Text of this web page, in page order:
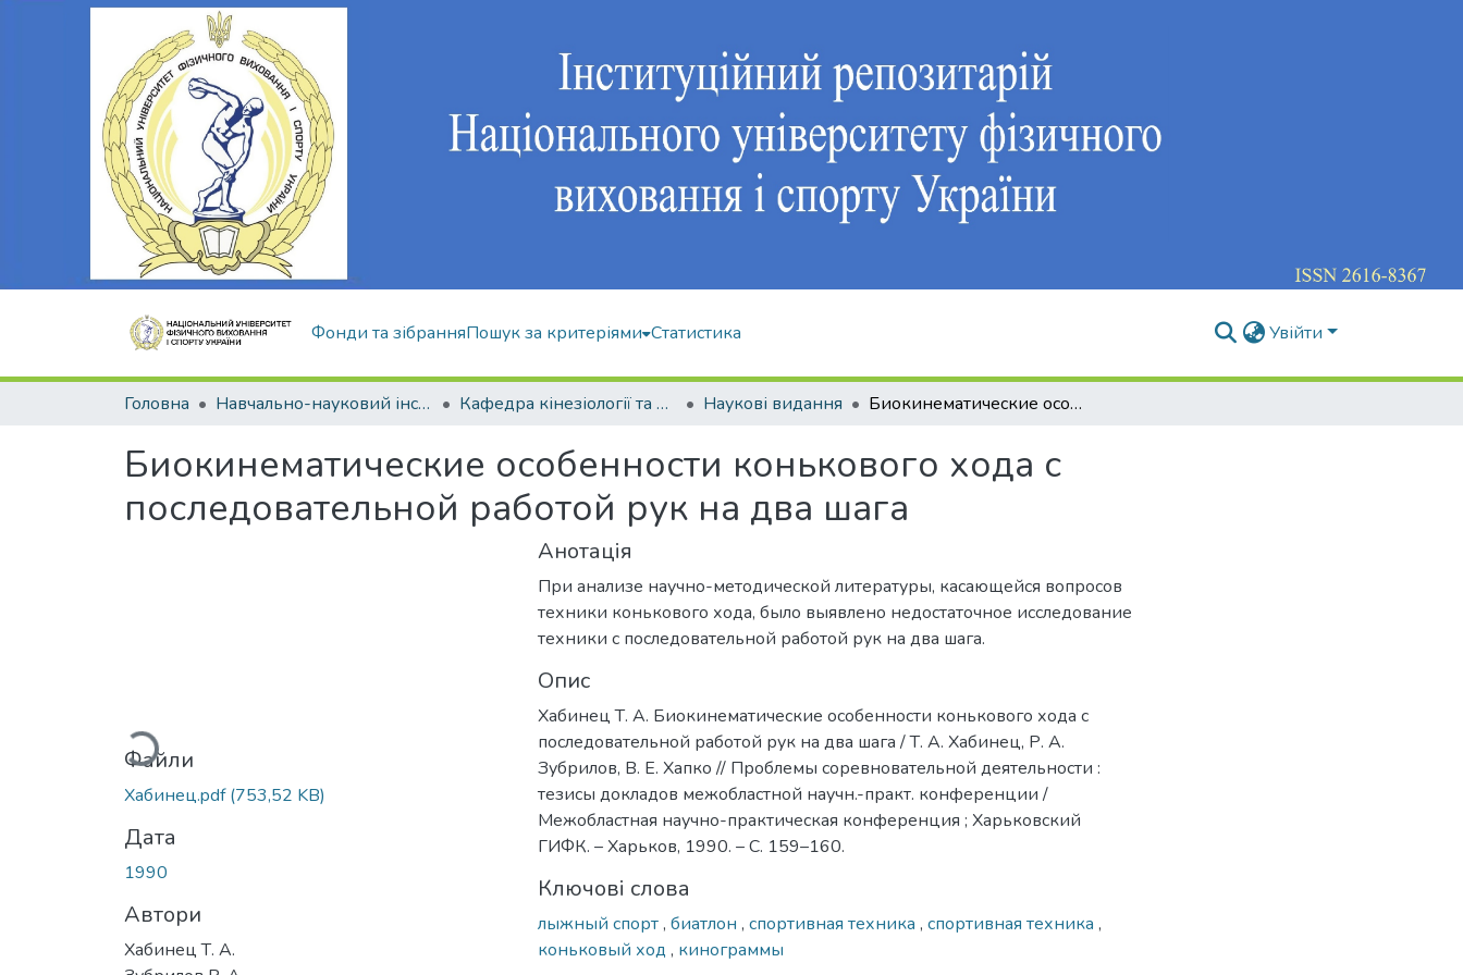
Фонди та зібранняПошук за критеріями Статистика Увійти
Головна Навчально-науковий інститут здоров'я, реабілітації та фізичного виховання Кафедра кінезіології та фізкультурно-спортивної реабілітації Наукові видання Биокинематические особенности конькового хода с последовательной работой рук на два шага
Биокинематические особенности конькового хода с
последовательной работой рук на два шага
Вантажиться...
Файли
Хабинец.pdf(753,52 KB)
Дата
1990
Автори
Хабинец Т. А.
Анотація
При анализе научно-методической литературы, касающейся вопросов
техники конькового хода, было выявлено недостаточное исследование
техники с последовательной работой рук на два шага.
Опис
Хабинец Т. А. Биокинематические особенности конькового хода с
последовательной работой рук на два шага / Т. А. Хабинец, Р. А.
Зубрилов, В. Е. Хапко // Проблемы соревновательной деятельности :
тезисы докладов межобластной научн.-практ. конференции /
Межобластная научно-практическая конференция ; Харьковский
ГИФК. – Харьков, 1990. – С. 159–160.
Ключові слова
лыжный спорт, биатлон , спортивная техника , спортивная техника ,
коньковый ход , кинограммы